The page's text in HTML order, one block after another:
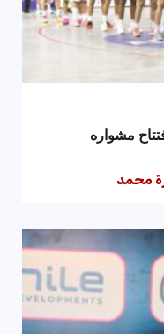
مشواره
محمد